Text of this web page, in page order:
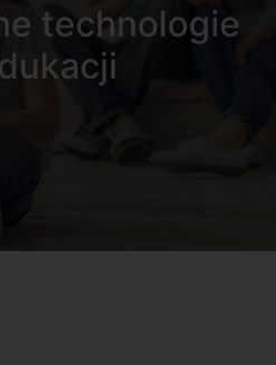
technologie